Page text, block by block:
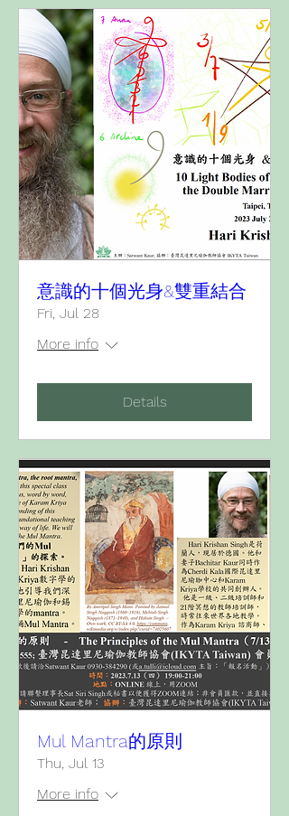
意識的十個光身&雙重結合
Fri, Jul 28
More info
Details
Mul Mantra的原則
Thu, Jul 13
More info